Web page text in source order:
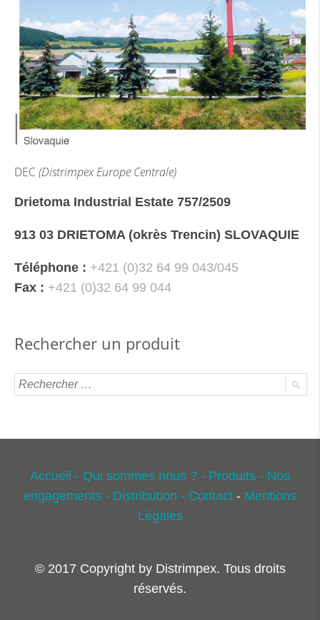
DEC(Distrimpex Europe Centrale)
Drietoma Industrial Estate 757/2509
913 03 DRIETOMA (okrès Trencin) SLOVAQUIE
Téléphone : +421 (0)32 64 99 043/045
Fax : +421 (0)32 64 99 044
Rechercher un produit
Accueil - Qui sommes nous ? - Produits - Nos
engagements - Distribution - Contact - Mentions
Légales
© 2017 Copyright by Distrimpex. Tous droits
réservés.